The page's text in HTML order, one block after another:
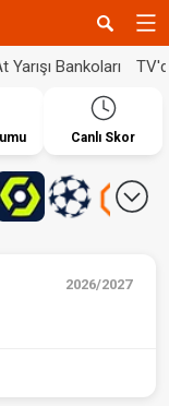
Yarışı Bankoları
Canlı Skor
2026/2027